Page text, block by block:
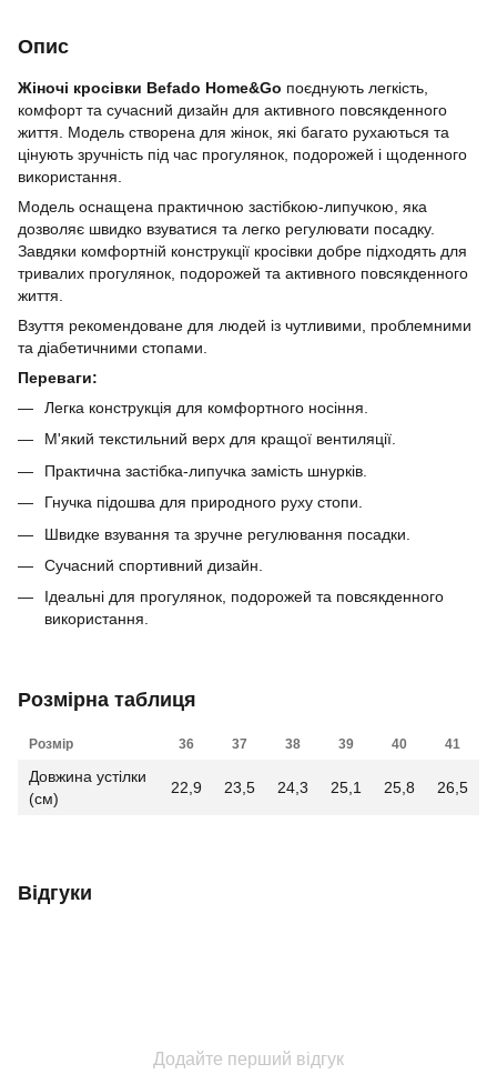
Опис
Жіночі кросівки Befado Home&Go поєднують легкість,
комфорт та сучасний дизайн для активного повсякденного
життя. Модель створена для жінок, які багато рухаються та
цінують зручність під час прогулянок, подорожей і щоденного
використання.
Модель оснащена практичною застібкою-липучкою, яка
дозволяє швидко взуватися та легко регулювати посадку.
Завдяки комфортній конструкції кросівки добре підходять для
тривалих прогулянок, подорожей та активного повсякденного
життя.
Взуття рекомендоване для людей із чутливими, проблемними
та діабетичними стопами.
Переваги:
Легка конструкція для комфортного носіння.
М'який текстильний верх для кращої вентиляції.
Практична застібка-липучка замість шнурків.
Гнучка підошва для природного руху стопи.
Швидке взування та зручне регулювання посадки.
Сучасний спортивний дизайн.
Ідеальні для прогулянок, подорожей та повсякденного
використання.
Розмірна таблиця
Розмір 36 37 38 39 40 41
Довжина устілки
(см)
22,9 23,5 24,3 25,1 25,8 26,5
Відгуки
Додайте перший відгук